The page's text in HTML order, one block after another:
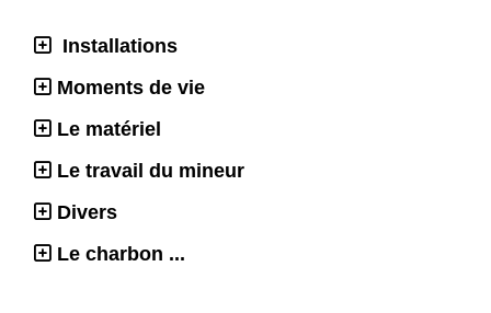
Installations
Moments de vie
Le matériel
Le travail du mineur
Divers
Le charbon ...